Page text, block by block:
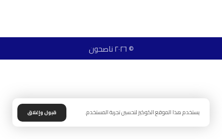
© ٢٠٢٦ ناصحون
يستخدم هذا الموقع الكوكيز لتحسين تجربة المستخدم. قبول وإغلاق